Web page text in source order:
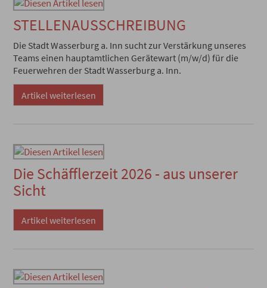
STELLENAUSSCHREIBUNG
Die Stadt Wasserburg a. Inn sucht zur Verstärkung unseres
Teams einen hauptamtlichen Gerätewart (m/w/d) für die
Feuerwehren der Stadt Wasserburg a. Inn.
Artikel weiterlesen
Die Schäfflerzeit 2026 - aus unserer
Sicht
Artikel weiterlesen